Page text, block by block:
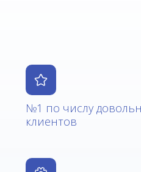
№1 по числу
клиентов